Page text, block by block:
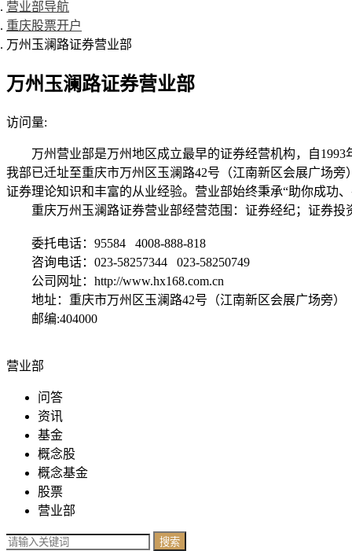
营业部导航
重庆股票开户
万州玉澜路证券营业部
万州玉澜路证券营业部
访问量:
万州营业部是万州地区成立最早的证券经营机构，自
我部已迁址至重庆市万州区玉澜路42号（江南新区会展广场
证券理论知识和丰富的从业经验。营业部始终秉承“助你成功
重庆万州玉澜路证券营业部经营范围：证券经纪；证券
委托电话：95584 4008-888-818
咨询电话：023-58257344 023-58250749
公司网址：http://www.hx168.com.cn
地址：重庆市万州区玉澜路42号（江南新区会展广场旁）
邮编:404000
营业部
问答
资讯
基金
概念股
概念基金
股票
营业部
搜索